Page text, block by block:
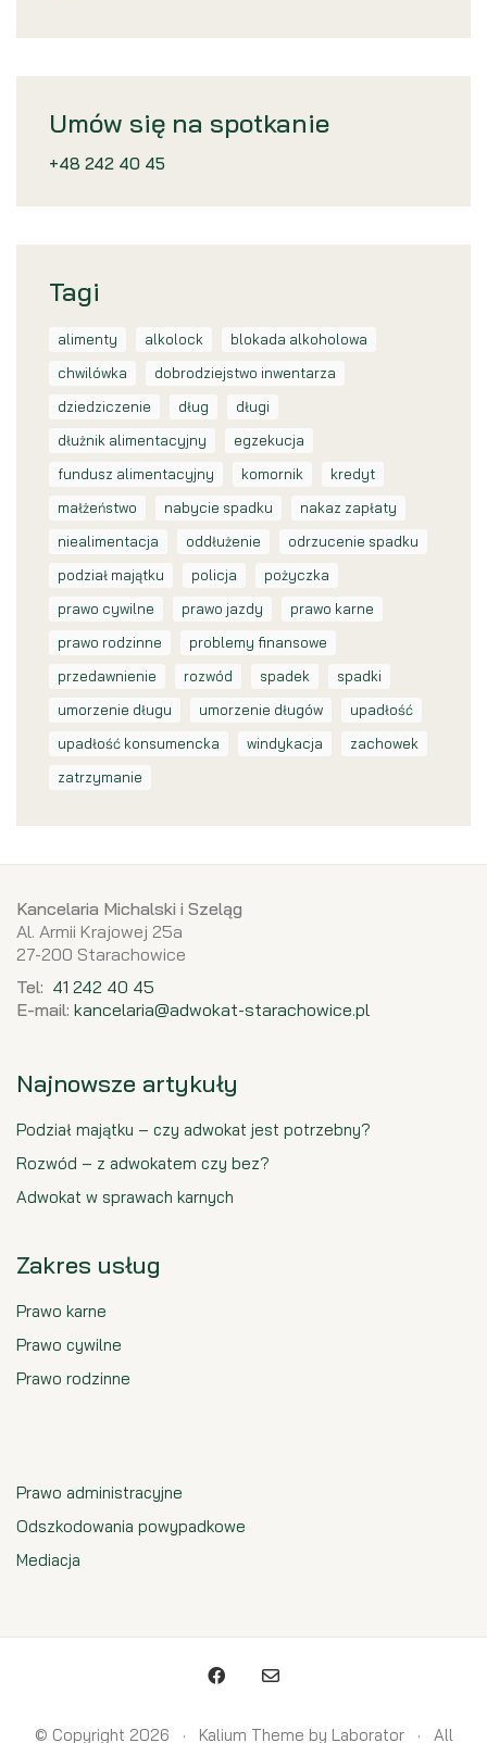
Umów się na spotkanie
+48 242 40 45
Tagi
alimenty alkolock
blokada alkoholowa
chwilówka
dobrodziejstwo inwentarza
dziedziczenie
dług
długi
dłużnik alimentacyjny
egzekucja
fundusz alimentacyjny
komornik
kredyt
małżeństwo
nabycie spadku
nakaz zapłaty
niealimentacja
oddłużenie
odrzucenie spadku
podział majątku
policja
pożyczka
prawo cywilne
prawo jazdy
prawo karne
prawo rodzinne
problemy finansowe
przedawnienie
rozwód spadek
spadki
umorzenie długu
umorzenie długów
upadłość
upadłość konsumencka
windykacja
zachowek
zatrzymanie
Kancelaria Michalski i Szeląg
Al. Armii Krajowej 25a
27-200 Starachowice
Tel: 41 242 40 45
E-mail: kancelaria@adwokat-starachowice.pl
Najnowsze artykuły
Podział majątku – czy adwokat jest potrzebny?
Rozwód – z adwokatem czy bez?
Adwokat w sprawach karnych
Zakres usług
Prawo karne
Prawo cywilne
Prawo rodzinne
Prawo administracyjne
Odszkodowania powypadkowe
Mediacja
© Copyright 2026 · Kalium Theme by Laborator· All